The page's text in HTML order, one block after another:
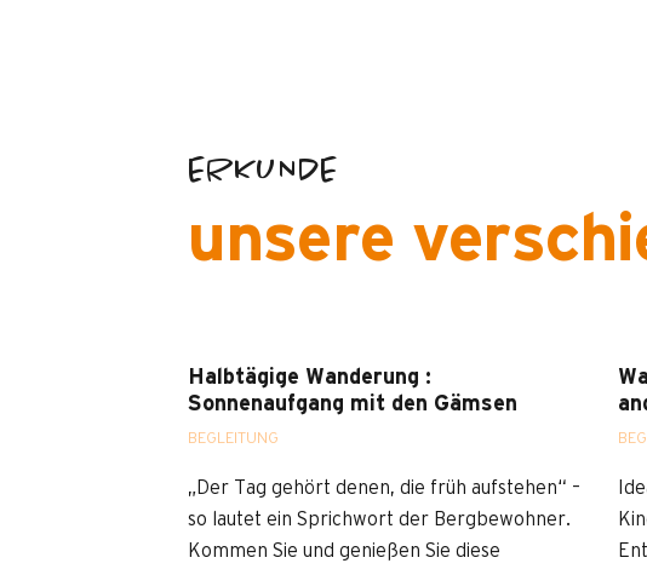
ERKUNDE
unsere
Halbtägige Wanderung :
Sonnenaufgang mit den Gämsen
BEGLEITUNG
„Der Tag gehört denen, die früh aufstehen“ –
so lautet ein Sprichwort der Bergbewohner.
Kommen Sie und genießen Sie diese